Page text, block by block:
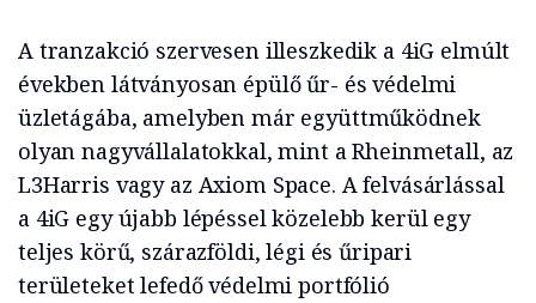
A tranzakció szervesen illeszkedik a 4iG elmúlt
években látványosan épülő űr- és védelmi
üzletágába, amelyben már együttműködnek
olyan nagyvállalatokkal, mint a Rheinmetall, az
L3Harris vagy az Axiom Space. A felvásárlással
a 4iG egy újabb lépéssel közelebb kerül egy
teljes körű, szárazföldi, légi és űripari
területeket lefedő védelmi portfólió